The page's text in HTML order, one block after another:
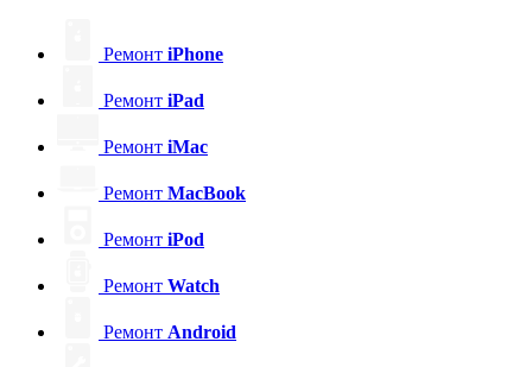
Ремонт iPhone
Ремонт iPad
Ремонт iMac
Ремонт MacBook
Ремонт iPod
Ремонт Watch
Ремонт Android